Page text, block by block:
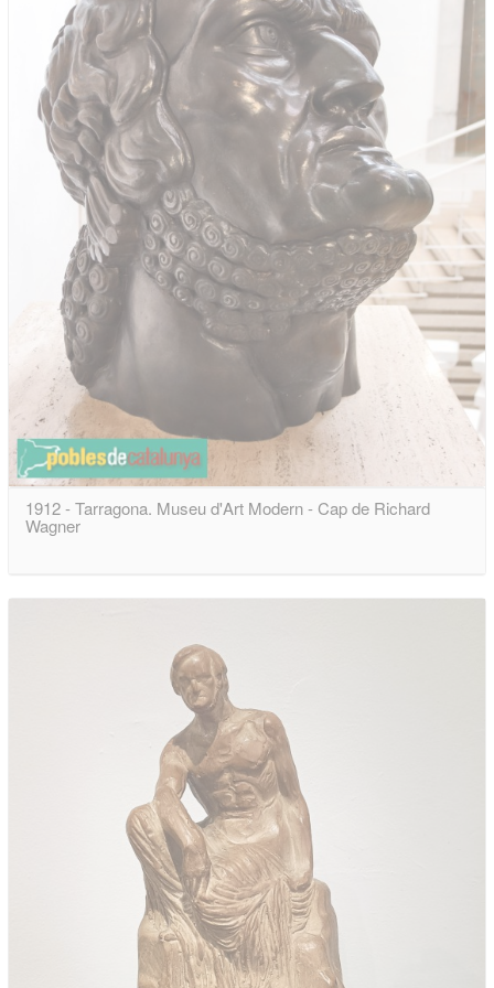
1912 - Tarragona. Museu d'Art Modern - Cap de Richard
Wagner